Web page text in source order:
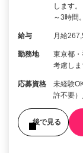
します
～3時間
給与 月給
勤務地
東京都
考慮しま
応募資格
未経験
許不要
後で見る